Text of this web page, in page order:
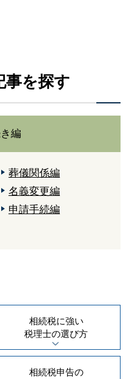
事を探す
編
葬儀関係編
名義変更編
申請手続編
相続税に強い
税理士の選び方
相続税申告の